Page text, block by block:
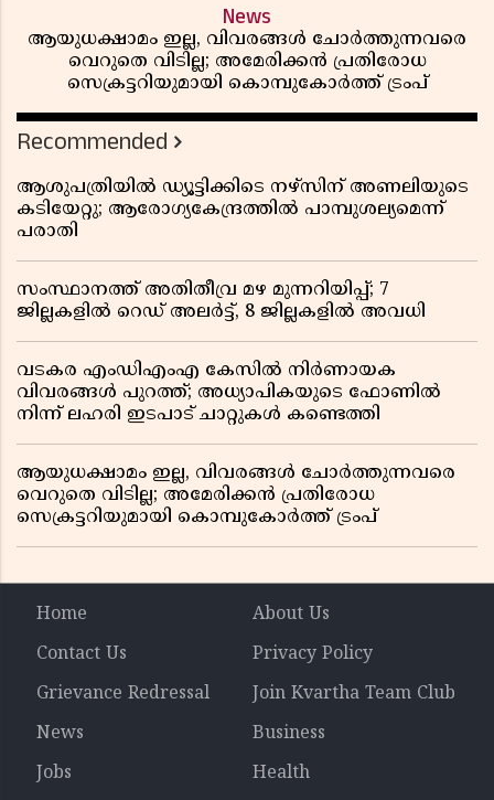
News
ആയുധക്ഷാമം ഇല്ല, വിവരങ്ങൾ ചോർത്തുന്നവരെ
വെറുതെ വിടില്ല; അമേരിക്കൻ പ്രതിരോധ
സെക്രട്ടറിയുമായി കൊമ്പുകോർത്ത് ട്രംപ്
Recommended
ആശുപത്രിയിൽ ഡ്യൂട്ടിക്കിടെ നഴ്സിന് അണലിയുടെ
കടിയേറ്റു; ആരോഗ്യകേന്ദ്രത്തിൽ പാമ്പുശല്യമെന്ന്
പരാതി
സംസ്ഥാനത്ത് അതിതീവ്ര മഴ മുന്നറിയിപ്പ്; 7
ജില്ലകളിൽ റെഡ് അലർട്ട്, 8 ജില്ലകളിൽ അവധി
വടകര എംഡിഎംഎ കേസിൽ നിർണായക
വിവരങ്ങൾ പുറത്ത്; അധ്യാപികയുടെ ഫോണിൽ
നിന്ന് ലഹരി ഇടപാട് ചാറ്റുകൾ കണ്ടെത്തി
ആയുധക്ഷാമം ഇല്ല, വിവരങ്ങൾ ചോർത്തുന്നവരെ
വെറുതെ വിടില്ല; അമേരിക്കൻ പ്രതിരോധ
സെക്രട്ടറിയുമായി കൊമ്പുകോർത്ത് ട്രംപ്
Home
About Us
Contact Us
Privacy Policy
Grievance Redressal
Join Kvartha Team Club
News
Business
Jobs
Health